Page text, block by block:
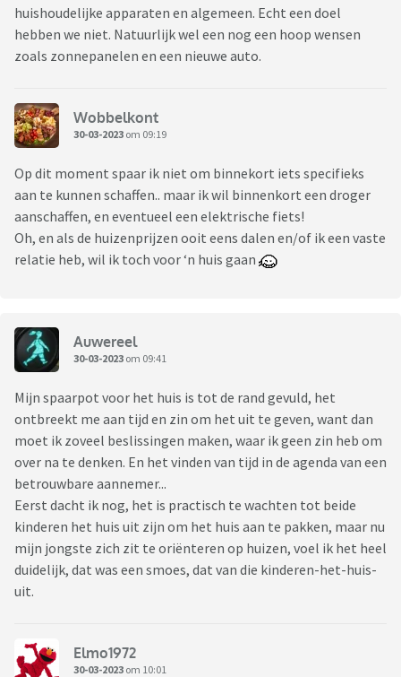
huishoudelijke apparaten en algemeen. Echt een doel
hebben we niet. Natuurlijk wel een nog een hoop wensen
zoals zonnepanelen en een nieuwe auto.
Wobbelkont
30-03-2023 om 09:19
Op dit moment spaar ik niet om binnekort iets specifieks
aan te kunnen schaffen.. maar ik wil binnenkort een droger
aanschaffen, en eventueel een elektrische fiets!
Oh, en als de huizenprijzen ooit eens dalen en/of ik een vaste
relatie heb, wil ik toch voor ‘n huis gaan
Auwereel
30-03-2023 om 09:41
Mijn spaarpot voor het huis is tot de rand gevuld, het
ontbreekt me aan tijd en zin om het uit te geven, want dan
moet ik zoveel beslissingen maken, waar ik geen zin heb om
over na te denken. En het vinden van tijd in de agenda van een
betrouwbare aannemer...
Eerst dacht ik nog, het is practisch te wachten tot beide
kinderen het huis uit zijn om het huis aan te pakken, maar nu
mijn jongste zich zit te oriënteren op huizen, voel ik het heel
duidelijk, dat was een smoes, dat van die kinderen-het-huis-
uit.
Elmo1972
30-03-2023 om 10:01